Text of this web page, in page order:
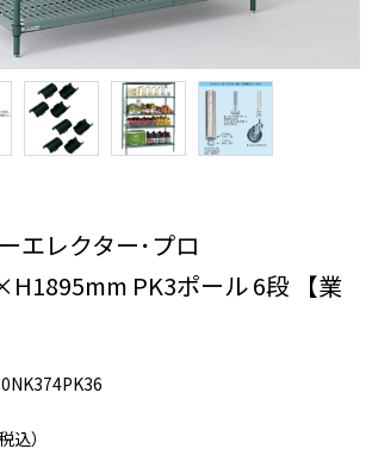
エレクター･プロ
PK3ポール 6段 【業
込）